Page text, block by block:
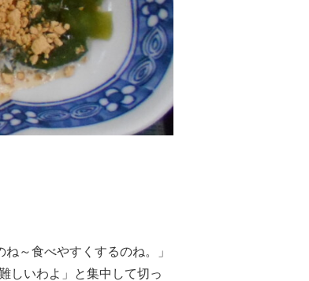
～食べやすくするのね。」
しいわよ」と集中して切っ